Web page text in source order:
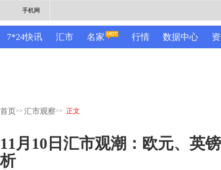
手机网
7*24快讯 汇市 名家 行情 数据中心
首页>> 汇市观察>> 正文
11月10日汇市观潮：欧元、英
析